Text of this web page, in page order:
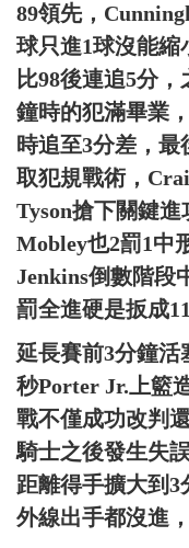
89領先，
球只進1球沒能縮
比98後連追5分
鐘時的犯滿畢業
時追至3分差，最
取犯規戰術，
Tyson搶下關鍵
Mobley也2罰1中
Jenkins倒數階段
罰全進硬是扳成
延長賽前3分鐘活
秒Porter Jr.上籃
戰不僅成功改判
騎士之後發生失
距離得手擴大到
外線出手都沒進